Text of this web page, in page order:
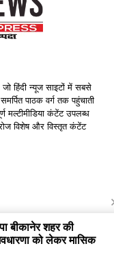
हिंदी न्यूज साइटों में सबसे
पाठक वर्ग तक पहुंचाती
मल्टीमीडिया कंटेंट उपलब्ध
विशेष और विस्तृत कंटेंट